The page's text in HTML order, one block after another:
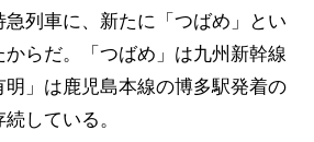
列車に、新たに「つばめ」とい
からだ。「つばめ」は九州新幹線
」は鹿児島本線の博多駅発着の
している。